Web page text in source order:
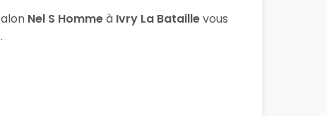
Nel S Hommeà Ivry La Bataillevous